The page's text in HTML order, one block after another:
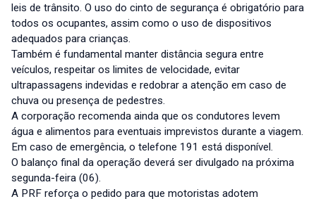
leis de trânsito. O uso do cinto de segurança é obrigatório para
todos os ocupantes, assim como o uso de dispositivos
adequados para crianças.
Também é fundamental manter distância segura entre
veículos, respeitar os limites de velocidade, evitar
ultrapassagens indevidas e redobrar a atenção em caso de
chuva ou presença de pedestres.
A corporação recomenda ainda que os condutores levem
água e alimentos para eventuais imprevistos durante a viagem.
Em caso de emergência, o telefone 191 está disponível.
O balanço final da operação deverá ser divulgado na próxima
segunda-feira (06).
A PRF reforça o pedido para que motoristas adotem